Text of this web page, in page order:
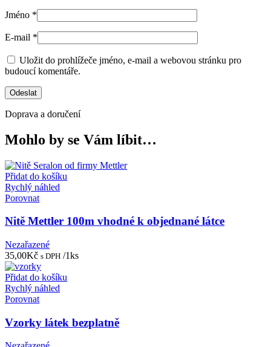
Jméno *
E-mail *
Uložit do prohlížeče jméno, e-mail a webovou stránku pro
budoucí komentáře.
Doprava a doručení
Mohlo by se Vám líbit…
Přidat do košíku
Rychlý náhled
Porovnat
Nitě Mettler 100m vhodné k objednané látce
Nezařazené
35,00Kč s DPH /1ks
Přidat do košíku
Rychlý náhled
Porovnat
Vzorky látek bezplatně